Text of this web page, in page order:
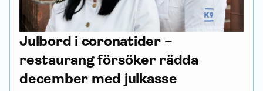
Julbord i coronatider –
restaurang försöker rädda
december med julkasse